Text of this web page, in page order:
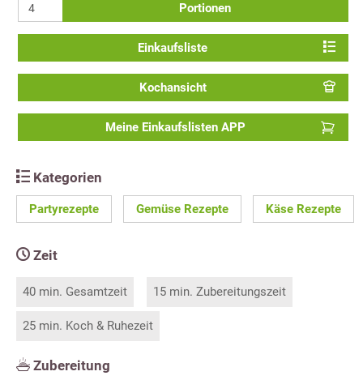
Portionen
Einkaufsliste
Kochansicht
Meine Einkaufslisten APP
Kategorien
Partyrezepte Gemüse Rezepte Käse Rezepte
Zeit
40 min. Gesamtzeit 15 min. Zubereitungszeit
25 min. Koch & Ruhezeit
Zubereitung